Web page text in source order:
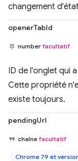
changement
openerTabId
number facultatif
ID de l'onglet qui
Cette propriété
existe toujours.
pendingUrl
chaîne facultatif
Chrome 79 et